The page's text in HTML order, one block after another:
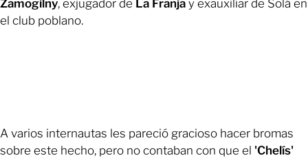
Zamogilny, exjugador de La Franja y exauxiliar de Solá en
el club poblano.
A varios internautas les pareció gracioso hacer bromas
sobre este hecho, pero no contaban con que el 'Chelís'